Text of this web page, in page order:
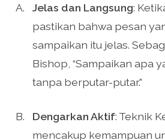
Jelas dan Langsung:
pastikan bahwa pesan
sampaikan itu jelas.
Bishop, “Sampaikan apa
tanpa berputar-putar.”
Dengarkan Aktif: Teknik
mencakup kemampuan